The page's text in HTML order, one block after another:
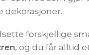
dekorasjoner.
forskjellige
, og du får alltid